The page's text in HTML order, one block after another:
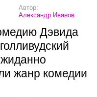
Автор:
Александр Иванов
Дэвида
жанр комедии